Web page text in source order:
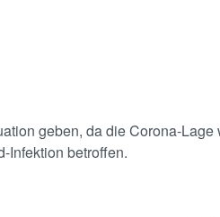
geben, da die Corona-
Infektion betroffen.